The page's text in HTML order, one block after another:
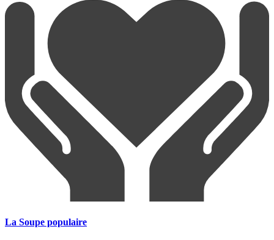
La Soupe populaire